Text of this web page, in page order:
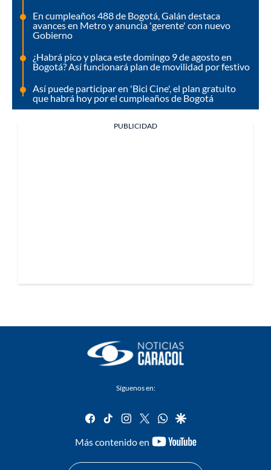
En cumpleaños 488 de Bogotá, Galán destaca
avances en Metro y anuncia 'gerente' con nuevo
Gobierno
¿Habrá pico y placa este domingo 9 de agosto en
Bogotá? Así funcionará plan de movilidad por festivo
Así puede participar en 'Bici Cine', el plan gratuito
que habrá hoy por el cumpleaños de Bogotá
PUBLICIDAD
Síguenos en:
facebook
tiktok instagram
twitterwhatsapp
google
Más contenido en
youtube-